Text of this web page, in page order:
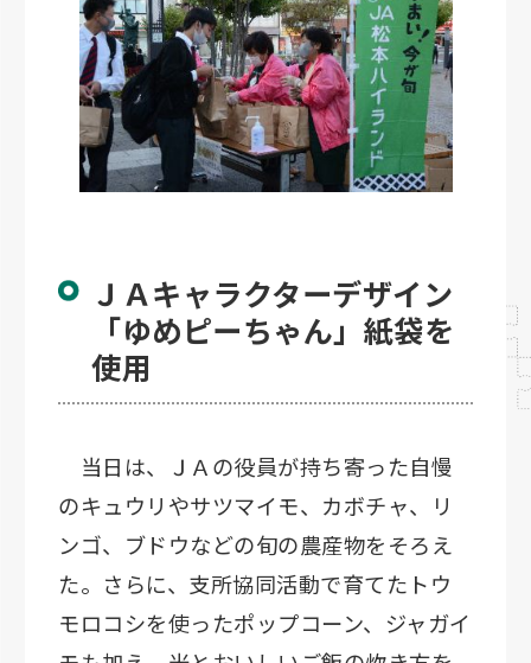
ＪＡキャラクターデザイン
「ゆめピーちゃん」紙袋を
使用
当日は、ＪＡの役員が持ち寄った自慢
のキュウリやサツマイモ、カボチャ、リ
ンゴ、ブドウなどの旬の農産物をそろえ
た。さらに、支所協同活動で育てたトウ
モロコシを使ったポップコーン、ジャガイ